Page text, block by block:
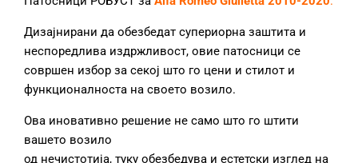
Дизајнирани да обезбедат супериорна заштита и
неспоредлива издржливост, овие патосници се
совршен избор за секој што го цени и стилот и
функционалноста на своето возило.
Ова иновативно решение не само што го штити
вашето возило
од нечистотија, туку обезбедува и естетски изглед на